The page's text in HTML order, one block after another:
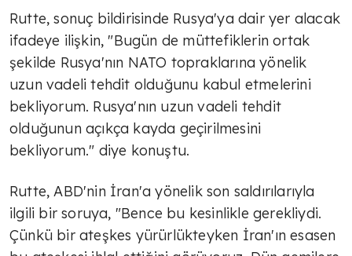
Rutte, sonuç bildirisinde Rusya'ya dair yer alacak
ifadeye ilişkin, "Bugün de müttefiklerin ortak
şekilde Rusya'nın NATO topraklarına yönelik
uzun vadeli tehdit olduğunu kabul etmelerini
bekliyorum. Rusya'nın uzun vadeli tehdit
olduğunun açıkça kayda geçirilmesini
bekliyorum." diye konuştu.
Rutte, ABD'nin İran'a yönelik son saldırılarıyla
ilgili bir soruya, "Bence bu kesinlikle gerekliydi.
Çünkü bir ateşkes yürürlükteyken İran'ın esasen